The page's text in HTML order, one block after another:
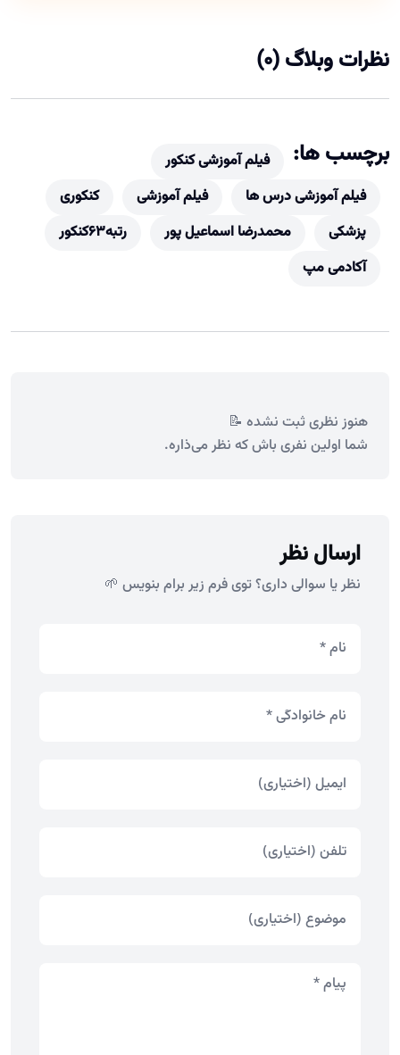
نظرات وبلاگ (0)
برچسب ها:
فیلم آموزشی کنکور
فیلم آموزشی درس ها
فیلم آموزشی
کنکوری
پزشکی
محمدرضا اسماعیل پور
رتبه63کنکور
آکادمی مپ
هنوز نظری ثبت نشده 📝
شما اولین نفری باش که نظر می‌ذاره.
ارسال نظر
نظر یا سوالی داری؟ توی فرم زیر برام بنویس 🌱